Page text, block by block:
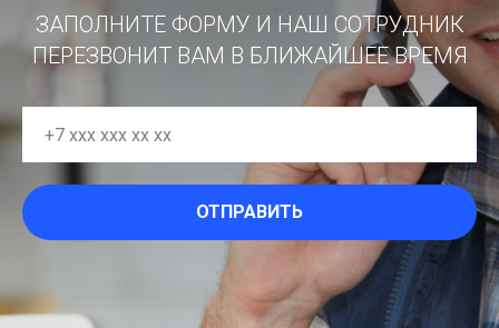
ЗАПОЛНИТЕ ФОРМУ И НАШ СОТРУДНИК
ПЕРЕЗВОНИТ ВАМ В БЛИЖАЙШЕЕ ВРЕМЯ
ОТПРАВИТЬ